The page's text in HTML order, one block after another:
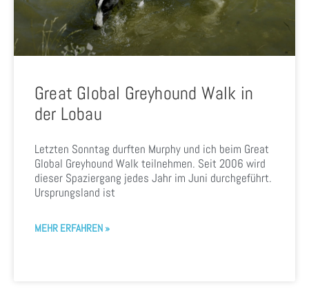
Great Global Greyhound Walk in
der Lobau
Letzten Sonntag durften Murphy und ich beim Great
Global Greyhound Walk teilnehmen. Seit 2006 wird
dieser Spaziergang jedes Jahr im Juni durchgeführt.
Ursprungsland ist
MEHR ERFAHREN »